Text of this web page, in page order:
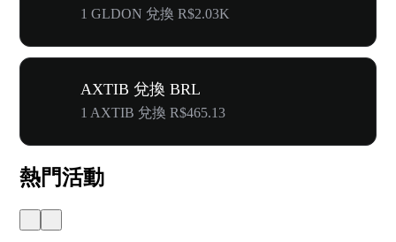
1 GLDON 兌換 R$2.03K
AXTIB 兌換 BRL
1 AXTIB 兌換 R$465.13
熱門活動